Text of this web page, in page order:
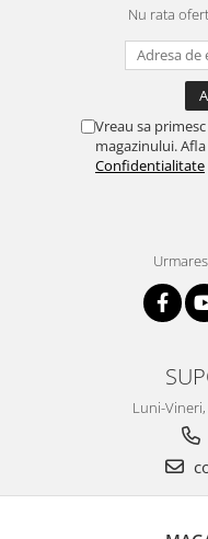
Nu rata
Vreau sa
magazinului.
Confidentialitate
Luni-